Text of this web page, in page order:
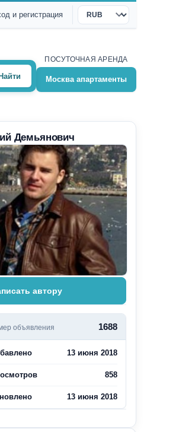
и регистрация
Валюта
ПОСУТОЧНАЯ АРЕНДА
Москва апартаменты
Демьянович
автору
объявления 1688
13 июня 2018
858
13 июня 2018